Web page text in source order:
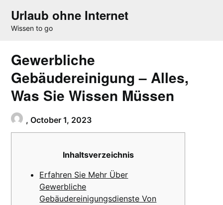
content
Urlaub ohne Internet
Wissen to go
Gewerbliche
Gebäudereinigung – Alles,
Was Sie Wissen Müssen
,October 1, 2023
Inhaltsverzeichnis
Erfahren Sie Mehr Über
Gewerbliche
Gebäudereinigungsdienste Von